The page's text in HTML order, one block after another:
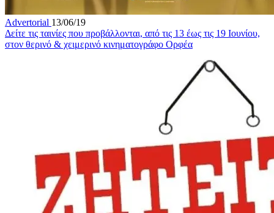
Advertorial 13/06/19
Δείτε τις ταινίες που προβάλλονται, από τις 13 έως τις 19 Ιουνίου,
στον θερινό & χειμερινό κινηματογράφο Ορφέα